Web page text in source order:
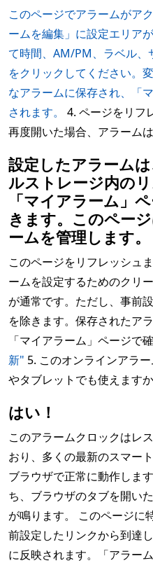
このページでアラームがア
ームを編集」に設定エリア
て時間、AM/PM、ラベル、
をクリックしてください。
なアラームに保存され、「
されます。
4. ページをリフ
再度開いた場合、アラーム
設定したアラーム
ルストレージ内のリ
「マイアラーム」
きます。このペー
ームを管理します。
このページをリフレッシュ
ームを設定するためのクリ
が通常です。ただし、事前
を除きます。保存されたア
「マイアラーム」ページで
新" 5. このオンラインアラ
やタブレットでも使えます
はい！
このアラームクロックはレ
おり、多くの最新のスマー
ブラウザで正常に動作しま
ち、ブラウザのタブを開い
が鳴ります。 このページに
前設定したリンクから到達
に反映されます。「アラー